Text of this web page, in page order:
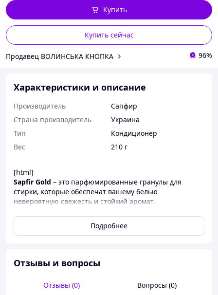
Купить сейчас
Купить
Продавец ВОЛИНСЬКА КНОПКА 96%
Характеристики и описание
Производитель
Сапфир
Страна производитель
Украина
Тип
Кондиционер
Вес
210 г
[html]
Sapfir Gold – это парфюмированные гранулы для
стирки, которые обеспечат вашему белью
невероятную свежесть и стойкий аромат.
постиранных вещей.
обычный кондиционер. Аромат раскрывается
постепенно, обеспечивая длительную свежесть,
Подробнее
Отзывы и вопросы
Отзывы (0) Вопросы (0)